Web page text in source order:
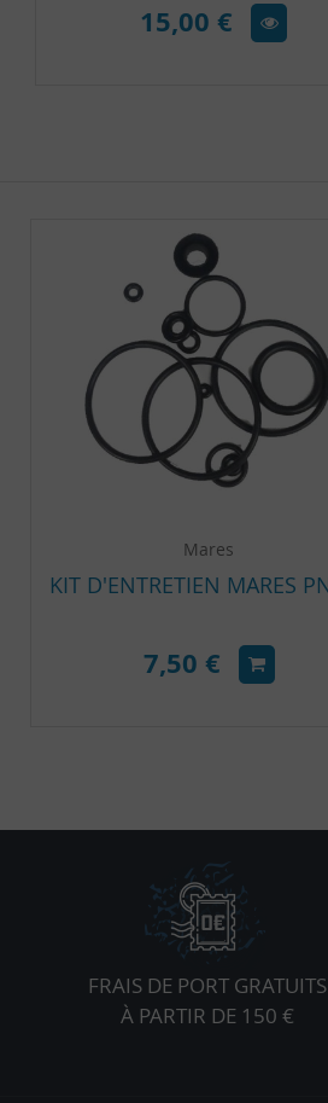
15,00 €
Mares
7,50 €
FRAIS DE PORT GRATUITS
À PARTIR DE 150 €